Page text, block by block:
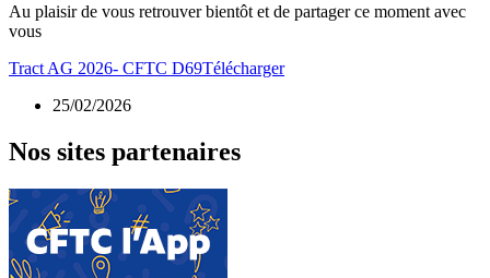
Au plaisir de vous retrouver bientôt et de partager ce moment avec
vous
Tract AG 2026- CFTC D69Télécharger
25/02/2026
Nos sites partenaires